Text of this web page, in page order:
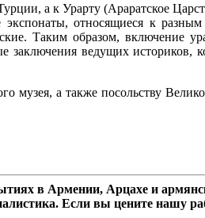
а к Урарту (Араратское
относящиеся к
Таким образом, включение
заключения ведущих историков,
музея, а также посольству
в Армении, Арцахе и
Если вы цените нашу